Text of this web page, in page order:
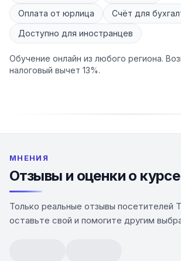
Оплата от юрлица
Счёт для
Доступно для иностранцев
Обучение онлайн из любого региона.
налоговый вычет 13%.
МНЕНИЯ
Отзывы и оценки о курсе
Только реальные отзывы посетителей
оставьте свой и помогите другим